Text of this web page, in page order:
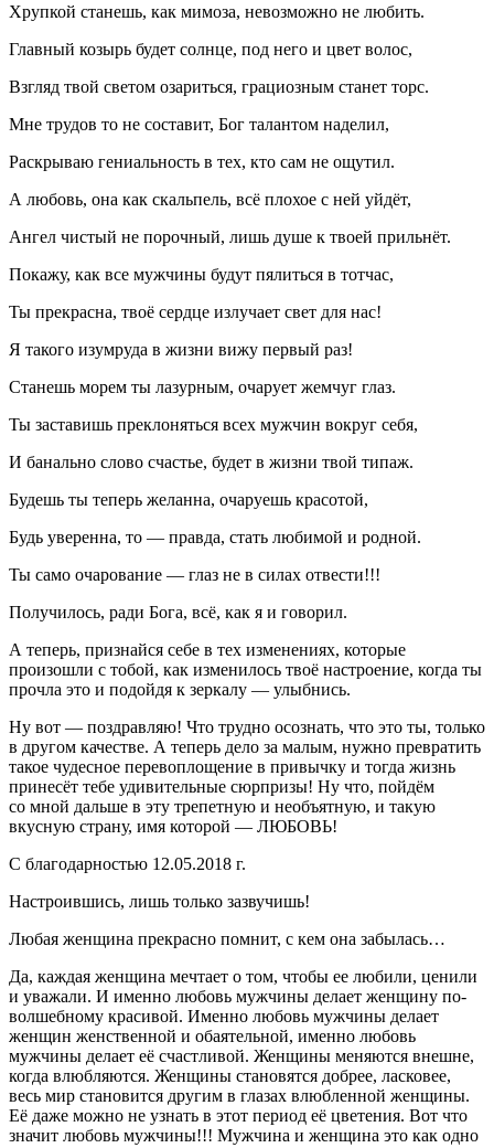
Хрупкой станешь, как мимоза, невозможно не любить.
Главный козырь будет солнце, под него и цвет волос,
Взгляд твой светом озариться, грациозным станет торс.
Мне трудов то не составит, Бог талантом наделил,
Раскрываю гениальность в тех, кто сам не ощутил.
А любовь, она как скальпель, всё плохое с ней уйдёт,
Ангел чистый не порочный, лишь душе к твоей прильнёт.
Покажу, как все мужчины будут пялиться в тотчас,
Ты прекрасна, твоё сердце излучает свет для нас!
Я такого изумруда в жизни вижу первый раз!
Станешь морем ты лазурным, очарует жемчуг глаз.
Ты заставишь преклоняться всех мужчин вокруг себя,
И банально слово счастье, будет в жизни твой типаж.
Будешь ты теперь желанна, очаруешь красотой,
Будь уверенна, то — правда, стать любимой и родной.
Ты само очарование — глаз не в силах отвести!!!
Получилось, ради Бога, всё, как я и говорил.
А теперь, признайся себе в тех изменениях, которые
произошли с тобой, как изменилось твоё настроение, когда ты
прочла это и подойдя к зеркалу — улыбнись.
Ну вот — поздравляю! Что трудно осознать, что это ты, только
в другом качестве. А теперь дело за малым, нужно превратить
такое чудесное перевоплощение в привычку и тогда жизнь
принесёт тебе удивительные сюрпризы! Ну что, пойдём
со мной дальше в эту трепетную и необъятную, и такую
вкусную страну, имя которой — ЛЮБОВЬ!
С благодарностью 12.05.2018 г.
Настроившись, лишь только зазвучишь!
Любая женщина прекрасно помнит, с кем она забылась…
Да, каждая женщина мечтает о том, чтобы ее любили, ценили
и уважали. И именно любовь мужчины делает женщину по-
волшебному красивой. Именно любовь мужчины делает
женщин женственной и обаятельной, именно любовь
мужчины делает её счастливой. Женщины меняются внешне,
когда влюбляются. Женщины стано­вятся добрее, ласковее,
весь мир становится другим в глазах влюбленной женщины.
Её даже можно не узнать в этот период её цветения. Вот что
значит любовь мужчины!!! Мужчина и женщина это как одно